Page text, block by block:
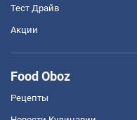
Тест Драйв
Акции
Food Oboz
Рецепты